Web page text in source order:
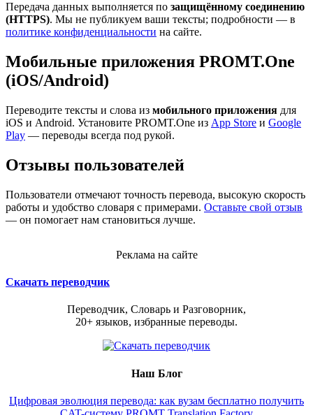
Передача данных выполняется по защищённому соединению
(HTTPS). Мы не публикуем ваши тексты; подробности — в
политике конфиденциальности на сайте.
Мобильные приложения PROMT.One
(iOS/Android)
Переводите тексты и слова из мобильного приложения для
iOS и Android. Установите PROMT.One из App Store и Google
Play — переводы всегда под рукой.
Отзывы пользователей
Пользователи отмечают точность перевода, высокую скорость
работы и удобство словаря с примерами. Оставьте свой отзыв
— он помогает нам становиться лучше.
Реклама на сайте
Скачать переводчик
Переводчик, Словарь и Разговорник,
20+ языков, избранные переводы.
Наш Блог
Цифровая эволюция перевода: как вузам бесплатно получить